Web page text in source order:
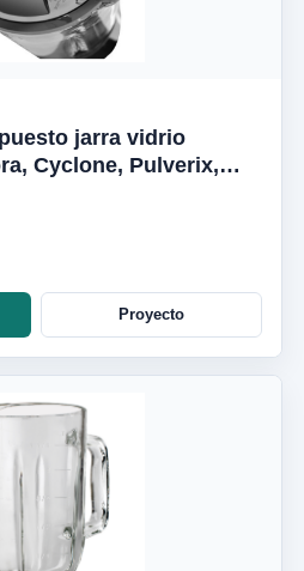
jarra vidrio
Cyclone, Pulverix,
BL1650-04LA
Proyecto